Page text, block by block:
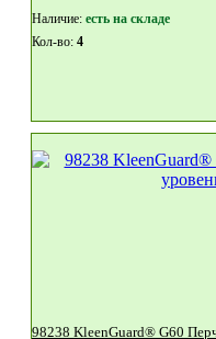
Наличие: eсть на складе
Кол-во: 4
98238 KleenGuard® G60 Перчатки, стойкие к порезам (5 уровень), Серый/